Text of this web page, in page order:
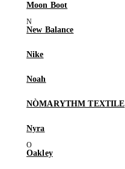
Moon Boot
New Balance
Nike
Noah
NÒMARYTHM TEXTILE
Nyra
Oakley